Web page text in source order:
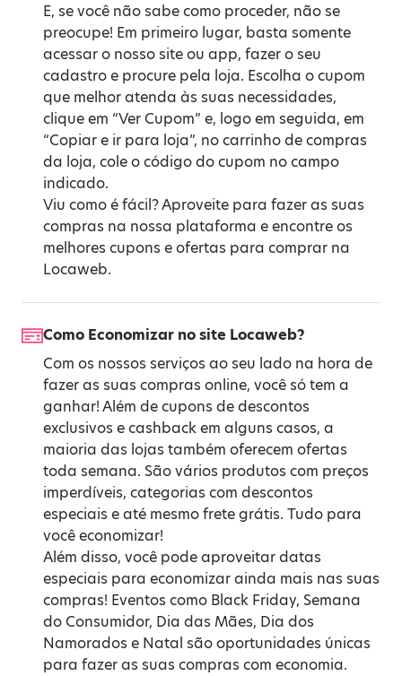
E, se você não sabe como proceder, não se
preocupe! Em primeiro lugar, basta somente
acessar o nosso site ou app, fazer o seu
cadastro e procure pela loja. Escolha o cupom
que melhor atenda às suas necessidades,
clique em “Ver Cupom” e, logo em seguida, em
“Copiar e ir para loja”, no carrinho de compras
da loja, cole o código do cupom no campo
indicado.
Viu como é fácil? Aproveite para fazer as suas
compras na nossa plataforma e encontre os
melhores cupons e ofertas para comprar na
Locaweb.
Como Economizar no site Locaweb?
Com os nossos serviços ao seu lado na hora de
fazer as suas compras online, você só tem a
ganhar! Além de cupons de descontos
exclusivos e cashback em alguns casos, a
maioria das lojas também oferecem ofertas
toda semana. São vários produtos com preços
imperdíveis, categorias com descontos
especiais e até mesmo frete grátis. Tudo para
você economizar!
Além disso, você pode aproveitar datas
especiais para economizar ainda mais nas suas
compras! Eventos como Black Friday, Semana
do Consumidor, Dia das Mães, Dia dos
Namorados e Natal são oportunidades únicas
para fazer as suas compras com economia.